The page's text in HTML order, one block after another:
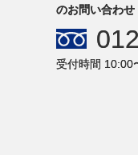
のお問い合わせ
受付時間 10:00